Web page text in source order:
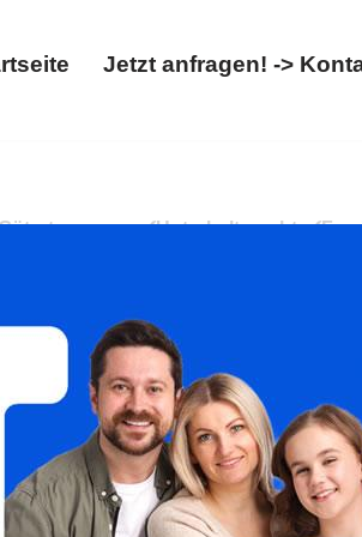
Jetzt anfragen! ->
✓Unterhaltsrecht,